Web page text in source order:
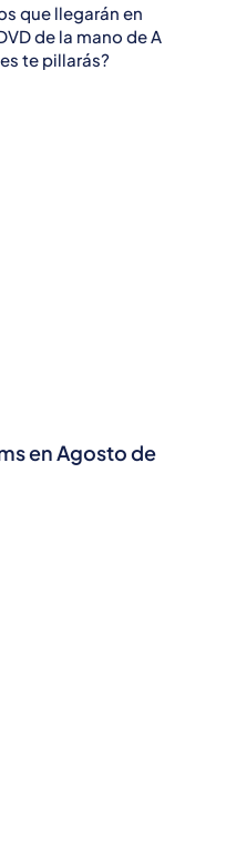
que llegarán en
de la mano de A
te pillarás?
en Agosto de